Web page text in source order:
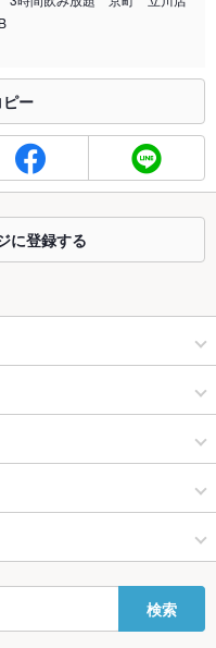
可能！掘りごたつ、お座敷タイ
／掘りごたつ個室／カップルシ
10名個室／20名個室／30名個
名様までご案内可能／各種宴会に
名様まで収容可能／団体様での
ー
に登録する
検索